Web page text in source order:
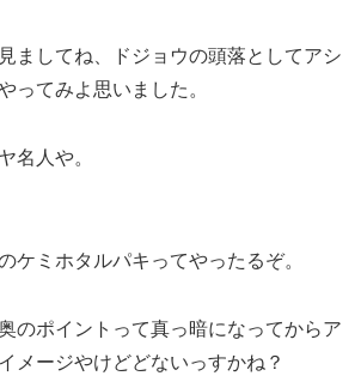
ましてね、ドジョウの頭落としてアシ
ってみよ思いました。
名人や。
ケミホタルパキってやったるぞ。
のポイントって真っ暗になってからア
メージやけどどないっすかね？